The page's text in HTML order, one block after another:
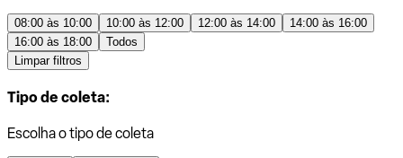
08:00 às 10:00 10:00 às 12:00 12:00 às 14:00
14:00 às 16:00
16:00 às 18:00
Todos
Limpar filtros
Tipo de coleta:
Escolha o tipo de coleta